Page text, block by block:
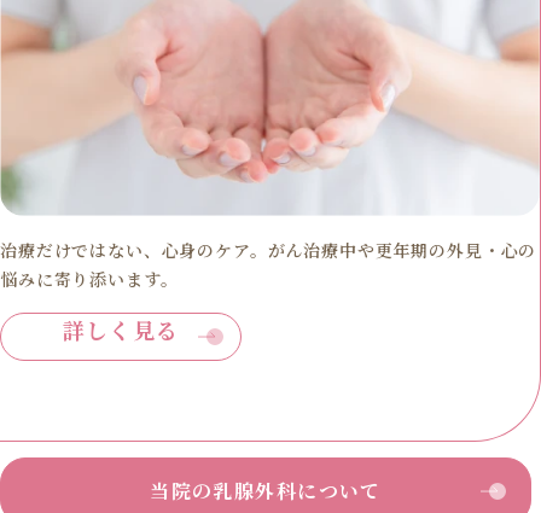
治療だけではない、心身のケア。がん治療中や更年期の外見・心の
悩みに寄り添います。
詳しく見る
当院の乳腺外科について